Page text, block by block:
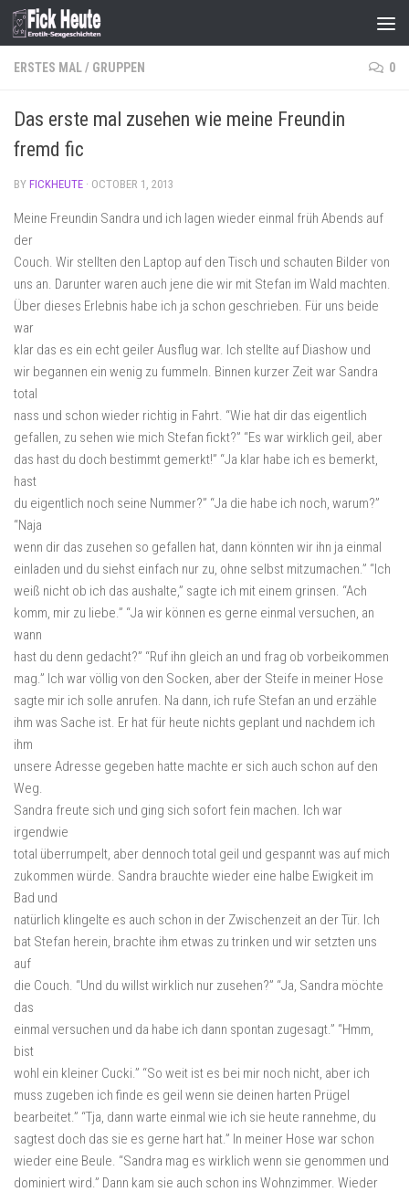
Skip to content
ERSTES MAL/ GRUPPEN 0
Das erste mal zusehen wie meine Freundin
fremd fic
BY FICKHEUTE · OCTOBER 1, 2013
Meine Freundin Sandra und ich lagen wieder einmal früh Abends auf
der
Couch. Wir stellten den Laptop auf den Tisch und schauten Bilder von
uns an. Darunter waren auch jene die wir mit Stefan im Wald machten.
Über dieses Erlebnis habe ich ja schon geschrieben. Für uns beide
war
klar das es ein echt geiler Ausflug war. Ich stellte auf Diashow und
wir begannen ein wenig zu fummeln. Binnen kurzer Zeit war Sandra
total
nass und schon wieder richtig in Fahrt. “Wie hat dir das eigentlich
gefallen, zu sehen wie mich Stefan fickt?” “Es war wirklich geil, aber
das hast du doch bestimmt gemerkt!” “Ja klar habe ich es bemerkt,
hast
du eigentlich noch seine Nummer?” “Ja die habe ich noch, warum?”
“Naja
wenn dir das zusehen so gefallen hat, dann könnten wir ihn ja einmal
einladen und du siehst einfach nur zu, ohne selbst mitzumachen.” “Ich
weiß nicht ob ich das aushalte,” sagte ich mit einem grinsen. “Ach
komm, mir zu liebe.” “Ja wir können es gerne einmal versuchen, an
wann
hast du denn gedacht?” “Ruf ihn gleich an und frag ob vorbeikommen
mag.” Ich war völlig von den Socken, aber der Steife in meiner Hose
sagte mir ich solle anrufen. Na dann, ich rufe Stefan an und erzähle
ihm was Sache ist. Er hat für heute nichts geplant und nachdem ich
ihm
unsere Adresse gegeben hatte machte er sich auch schon auf den
Weg.
Sandra freute sich und ging sich sofort fein machen. Ich war
irgendwie
total überrumpelt, aber dennoch total geil und gespannt was auf mich
zukommen würde. Sandra brauchte wieder eine halbe Ewigkeit im
Bad und
natürlich klingelte es auch schon in der Zwischenzeit an der Tür. Ich
bat Stefan herein, brachte ihm etwas zu trinken und wir setzten uns
auf
die Couch. “Und du willst wirklich nur zusehen?” “Ja, Sandra möchte
das
einmal versuchen und da habe ich dann spontan zugesagt.” “Hmm,
bist
wohl ein kleiner Cucki.” “So weit ist es bei mir noch nicht, aber ich
muss zugeben ich finde es geil wenn sie deinen harten Prügel
bearbeitet.” “Tja, dann warte einmal wie ich sie heute rannehme, du
sagtest doch das sie es gerne hart hat.” In meiner Hose war schon
wieder eine Beule. “Sandra mag es wirklich wenn sie genommen und
dominiert wird.” Dann kam sie auch schon ins Wohnzimmer. Wieder